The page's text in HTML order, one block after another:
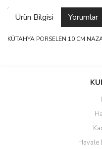
Ürün Bilgisi Yorumlar
KÜTAHYA PORSELEN 10 CM
Bu ürüne
Ürün resmi kalitesiz,
Ürün açıklamasında
Ürün bilgilerinde hatalar
Havale